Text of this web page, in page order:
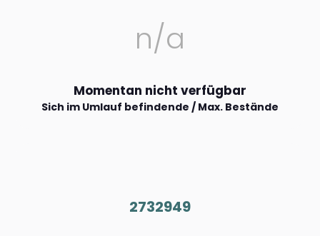
n/a
Momentan nicht verfügbar
Sich im Umlauf befindende / Max. Bestände
2732949